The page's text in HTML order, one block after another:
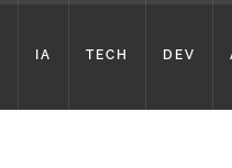
IA TECH DEV